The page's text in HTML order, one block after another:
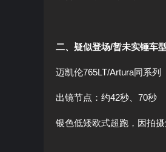
二、疑似登场/暂未实锤车型
迈凯伦765LT/Artura同系列
出镜节点：约42秒、70秒
银色低矮欧式超跑，因拍